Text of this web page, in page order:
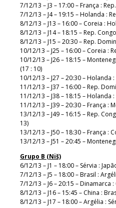
7/12/13 – J3 – 17:00 – França :
7/12/13 – J4 – 19:15 – Holanda :
8/12/13 – J13 – 16:00 – Coreia :
8/12/13 – J14 – 18:15 – Rep.
8/12/13 – J15 – 20:30 – Rep.
10/12/13 – J25 – 16:00 – Coreia :
10/12/13 – J26 – 18:15 –
(17 : 10)
10/12/13 – J27 – 20:30 – Holanda
11/12/13 – J37 – 16:00 – Rep.
11/12/13 – J38 – 18:15 – Holanda
11/12/13 – J39 – 20:30 – França :
13/12/13 – J49 – 16:15 – Rep.
13)
13/12/13 – J50 – 18:30 – França :
13/12/13 – J51 – 20:45 –
Grupo B (Niš)
6/12/13 – J1 – 18:00 – Sérvia :
7/12/13 – J5 – 18:00 – Brasil :
7/12/13 – J6 – 20:15 – Dinamarca
8/12/13 – J16 – 15:45 – China :
8/12/13 – J17 – 18:00 – Argélia :